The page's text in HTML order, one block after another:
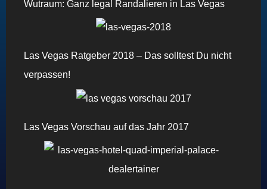
Wutraum: Ganz legal Randalieren in Las Vegas
Las Vegas Ratgeber 2018 – Das solltest Du nicht
verpassen!
Las Vegas Vorschau auf das Jahr 2017